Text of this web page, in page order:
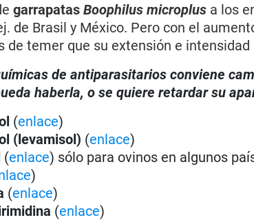
garrapatasBoophilus microplus a los
de Brasil y México. Pero con el
de temer que su extensión e
de antiparasitarios conviene
haberla, o se quiere retardar su
(enlace)
(levamisol) (enlace)
(enlace) sólo para ovinos en algunos
)
(enlace)
(enlace)